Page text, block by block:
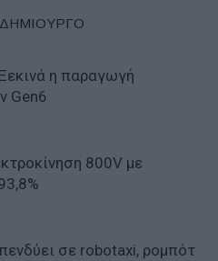
η παραγωγή
Gen6
800V με
σε robotaxi, ρομπότ